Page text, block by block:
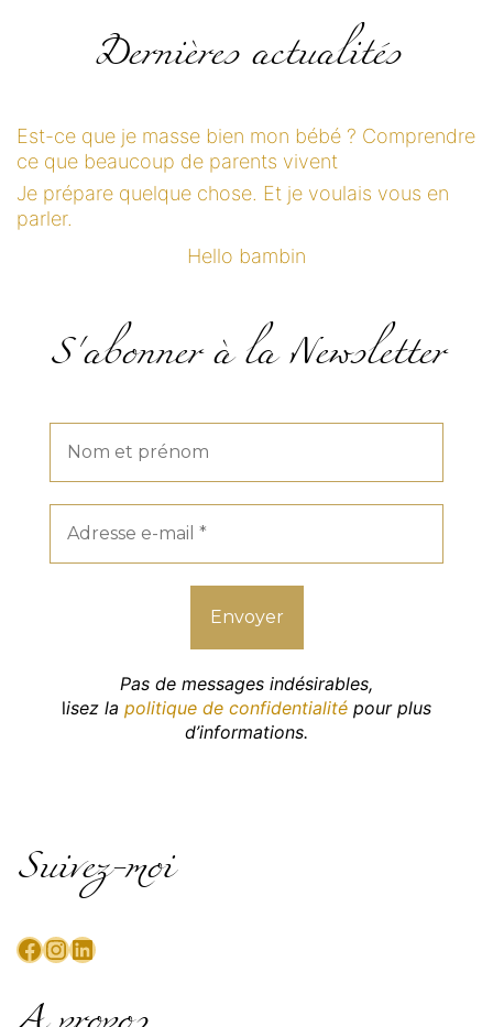
Dernières actualités
Est-ce que je masse bien mon bébé ? Comprendre
ce que beaucoup de parents vivent
Je prépare quelque chose. Et je voulais vous en
parler.
Hello bambin
S'abonner à la Newsletter
Pas de messages indésirables,
lisez la politique de confidentialité pour plus
d’informations.
Suivez-moi
Facebook
Instagram
LinkedIn